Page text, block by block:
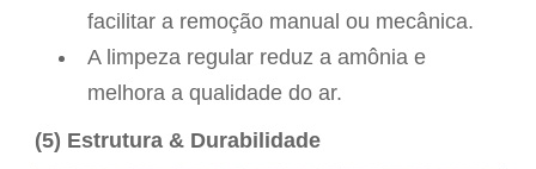
facilitar a remoção manual ou mecânica.
A limpeza regular reduz a amônia e
melhora a qualidade do ar.
(5) Estrutura & Durabilidade